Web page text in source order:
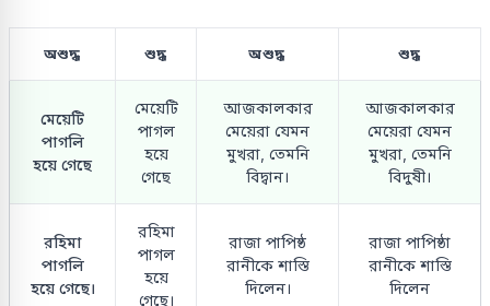
অশুদ্ধ শুদ্ধ অশুদ্ধ শুদ্ধ
মেয়েটি
পাগলি
হয়ে গেছে
মেয়েটি
পাগল
হয়ে
গেছে
আজকালকার
মেয়েরা যেমন
মুখরা, তেমনি
বিদ্বান।
আজকালকার
মেয়েরা যেমন
মুখরা, তেমনি
বিদুষী।
রহিমা
পাগলি
হয়ে গেছে।
রহিমা
পাগল
হয়ে
গেছে।
রাজা পাপিষ্ঠ
রানীকে শাস্তি
দিলেন।
রাজা পাপিষ্ঠা
রানীকে শাস্তি
দিলেন